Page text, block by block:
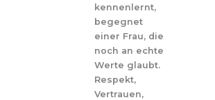
kennenlernt,
begegnet
einer Frau, die
noch an echte
Werte glaubt.
Respekt,
Vertrauen,